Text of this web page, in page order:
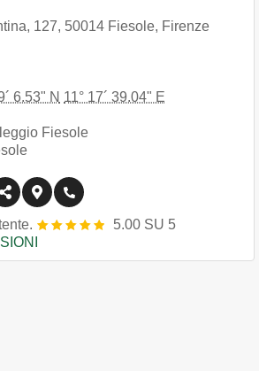
127, 50014 Fiesole, Firenze
6.53" N 11° 17´ 39.04" E
Fiesole
5.00 SU 5